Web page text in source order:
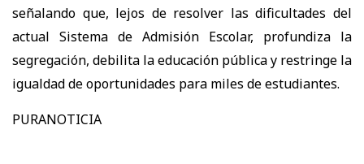
señalando que, lejos de resolver las dificultades del
actual Sistema de Admisión Escolar, profundiza la
segregación, debilita la educación pública y restringe la
igualdad de oportunidades para miles de estudiantes.
PURANOTICIA